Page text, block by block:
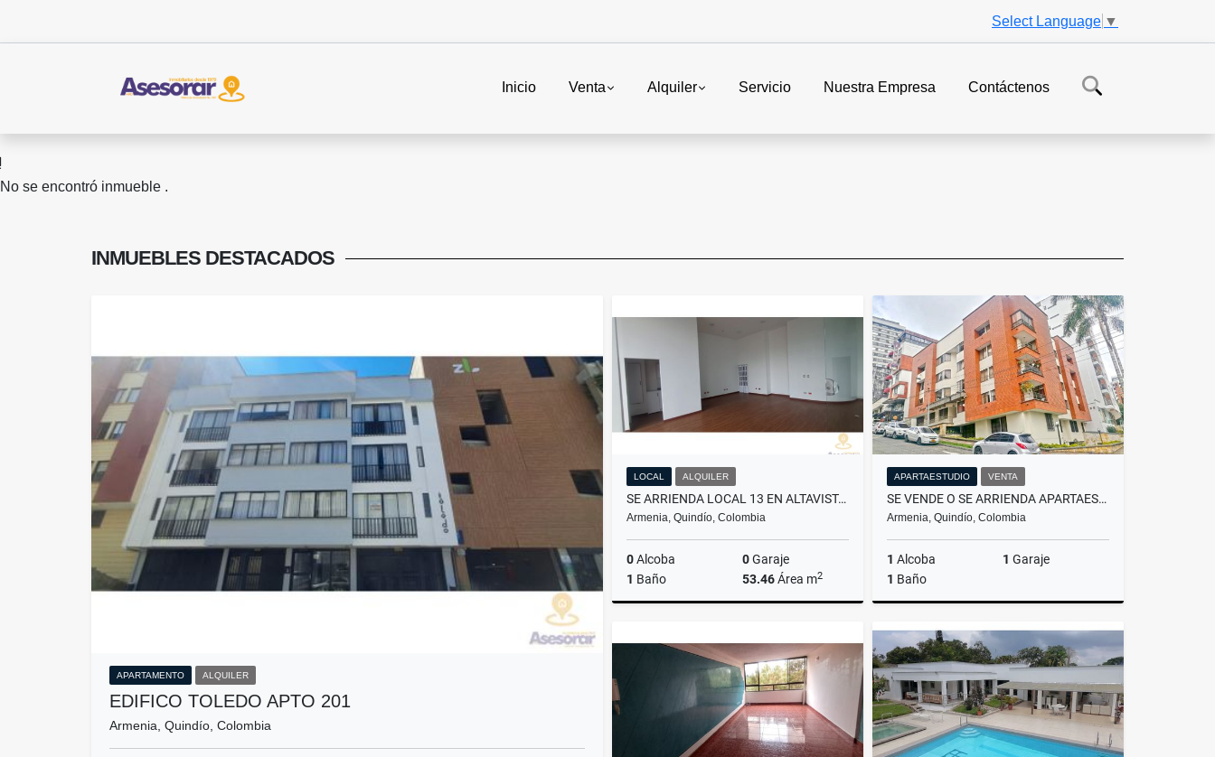
Select Language ▼
Inicio Venta Alquiler Servicio Nuestra Empresa Contáctenos
No se encontró inmueble .
INMUEBLES DESTACADOS
APARTAMENTO ALQUILER
EDIFICO TOLEDO APTO 201
Armenia, Quindío, Colombia
LOCAL ALQUILER
SE ARRIENDA LOCAL 13 EN ALTAVISTA CENTRO COMERCIAL
Armenia, Quindío, Colombia
0Alcoba 0Garaje
1 Baño 53.46Área m2
$3.850.000
APARTAESTUDIO VENTA
SE VENDE O SE ARRIENDA APARTAESTUDIO EN EL NORTE DE ARMENIA - ARANJUEZ
Armenia, Quindío, Colombia
1 Alcoba 1 Garaje
1 Baño
Venta
$185.000.000